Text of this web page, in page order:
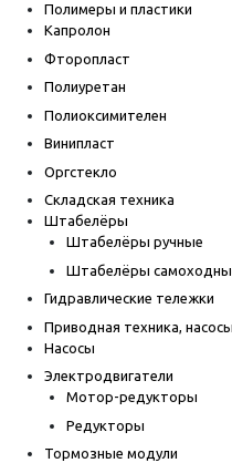
Полимеры и пластики
Капролон
Фторопласт
Полиуретан
Полиоксимителен
Винипласт
Оргстекло
Складская техника
Штабелёры
Штабелёры ручные
Штабелёры
Гидравлические тележки
Приводная техника,
Насосы
Электродвигатели
Мотор-редукторы
Редукторы
Тормозные модули